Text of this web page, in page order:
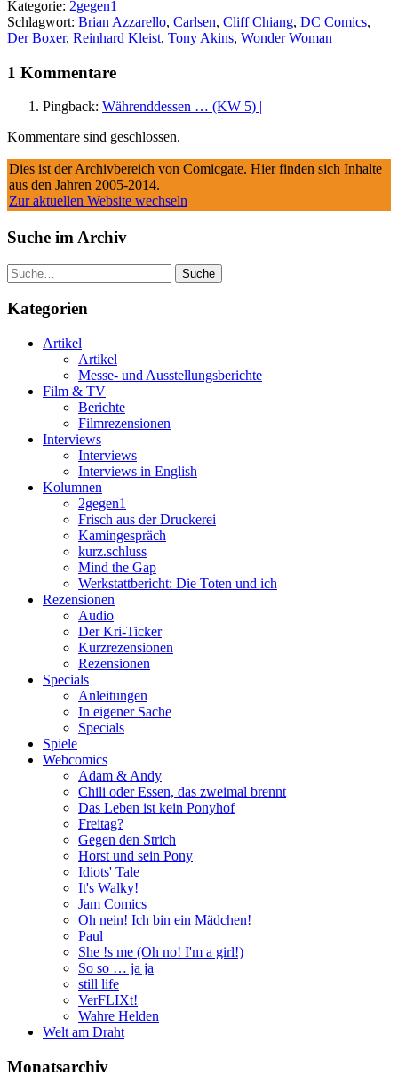
Kategorie: 2gegen1
Schlagwort: Brian Azzarello, Carlsen, Cliff Chiang, DC Comics,
Der Boxer, Reinhard Kleist, Tony Akins, Wonder Woman
1 Kommentare
Pingback: Währenddessen … (KW 5) |
Kommentare sind geschlossen.
Dies ist der Archivbereich von Comicgate. Hier finden sich Inhalte
aus den Jahren 2005-2014.
Zur aktuellen Website wechseln
Suche im Archiv
Suche
Kategorien
Artikel
Artikel
Messe- und Ausstellungsberichte
Film & TV
Berichte
Filmrezensionen
Interviews
Interviews
Interviews in English
Kolumnen
2gegen1
Frisch aus der Druckerei
Kamingespräch
kurz.schluss
Mind the Gap
Werkstattbericht: Die Toten und ich
Rezensionen
Audio
Der Kri-Ticker
Kurzrezensionen
Rezensionen
Specials
Anleitungen
In eigener Sache
Specials
Spiele
Webcomics
Adam & Andy
Chili oder Essen, das zweimal brennt
Das Leben ist kein Ponyhof
Freitag?
Gegen den Strich
Horst und sein Pony
Idiots' Tale
It's Walky!
Jam Comics
Oh nein! Ich bin ein Mädchen!
Paul
She !s me (Oh no! I'm a girl!)
So so … ja ja
still life
VerFLIXt!
Wahre Helden
Welt am Draht
Monatsarchiv